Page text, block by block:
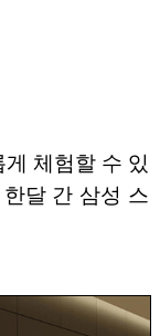
체험할 수 있
달 간 삼성 스